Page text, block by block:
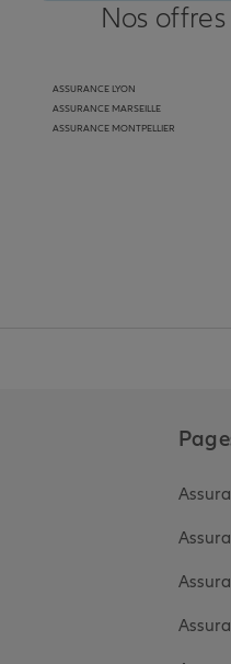
Nos
ASSURANCE LYON
ASSURANCE MARSEILLE
ASSURANCE MONTPELLIER